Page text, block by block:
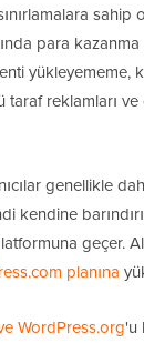
para
yükleyememe,
reklamları ve
genellikle
kendine
geçer.
planına
WordPress.org'u